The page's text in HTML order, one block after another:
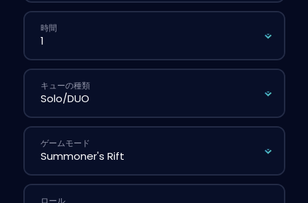
時間
キューの種類
ゲームモード
ロール